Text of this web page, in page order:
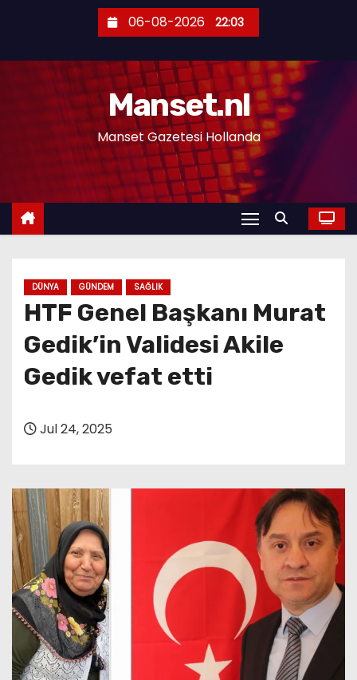
e
06-08-2026 22:03
Manset.nl
Manset Gazetesi Hollanda
DÜNYA GÜNDEM SAĞLIK
HTF Genel Başkanı Murat
Gedik’in Validesi Akile
Gedik vefat etti
Jul 24, 2025